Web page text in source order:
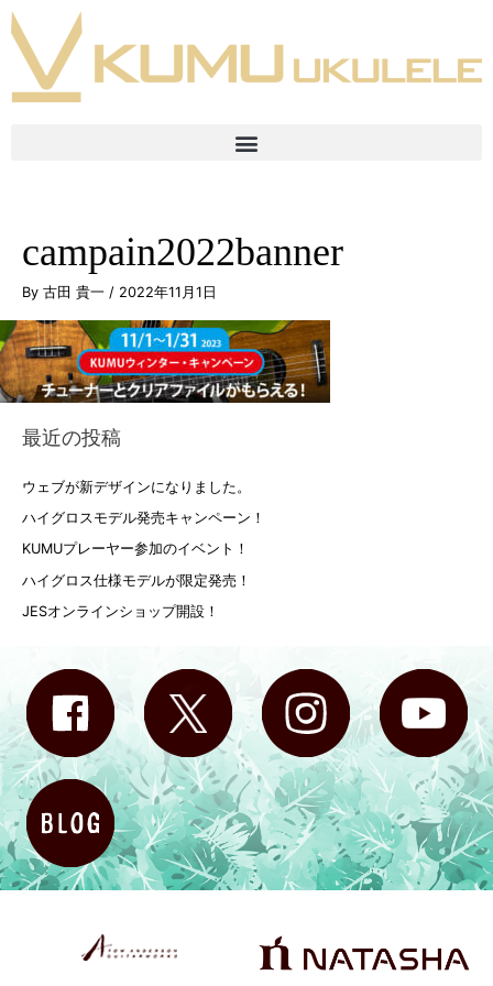
campain2022banner
By 古田 貴一 / 2022年11月1日
最近の投稿
ウェブが新デザインになりました。
ハイグロスモデル発売キャンペーン！
KUMUプレーヤー参加のイベント！
ハイグロス仕様モデルが限定発売！
JESオンラインショップ開設！